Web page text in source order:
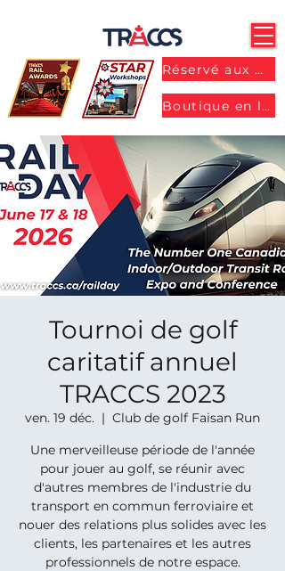
Réservé aux membres
Boutique en ligne
Tournoi de golf
caritatif annuel
TRACCS 2023
ven. 19 déc.
  |
Club de golf Faisan Run
Une merveilleuse période de l'année
pour jouer au golf, se réunir avec
d'autres membres de l'industrie du
transport en commun ferroviaire et
nouer des relations plus solides avec les
clients, les partenaires et les autres
professionnels de notre espace.